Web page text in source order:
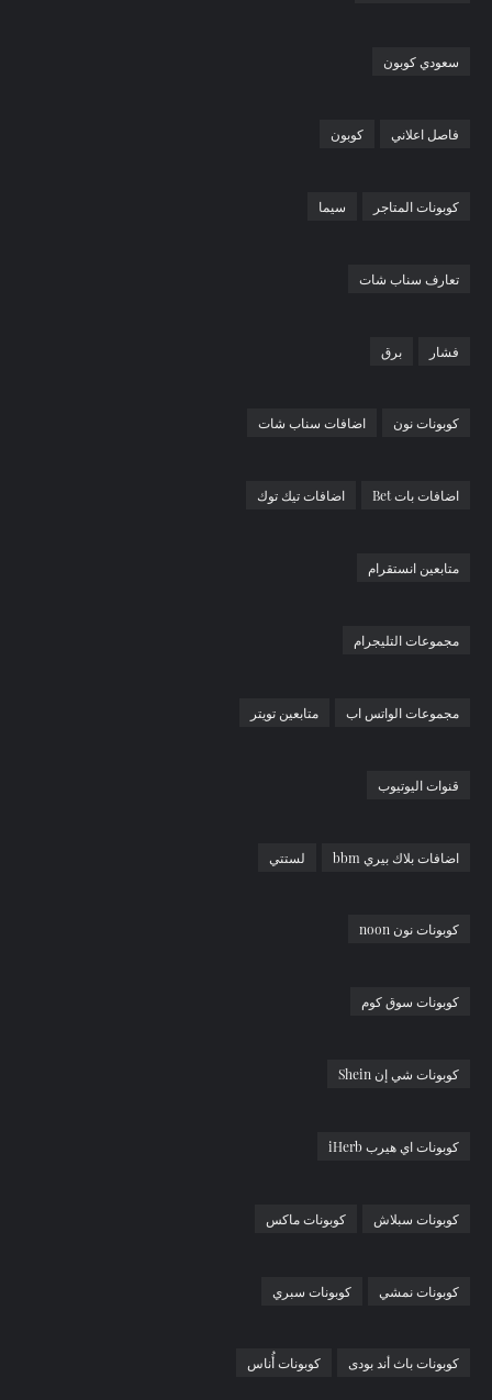
سعودي كوبون
فاصل اعلاني كوبون
كوبونات المتاجر سيما
تعارف سناب شات
فشار برق
كوبونات نون اضافات سناب شات
اضافات بات Bet اضافات تيك توك
متابعين انستقرام
مجموعات التليجرام
مجموعات الواتس اب متابعين تويتر
قنوات اليوتيوب
اضافات بلاك بيري bbm لستتي
كوبونات نون noon
كوبونات سوق كوم
كوبونات شي إن Shein
كوبونات اي هيرب iHerb
كوبونات سبلاش كوبونات ماكس
كوبونات نمشي كوبونات سبري
كوبونات باث أند بودى كوبونات أُناس